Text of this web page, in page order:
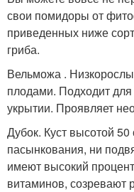
свои помидоры от
приведенных ниже
гриба.
Вельможа .
плодами. Подходит
укрытии. Проявляет
Дубок. Куст высотой
пасынкования, ни
имеют высокий
витаминов, созревают